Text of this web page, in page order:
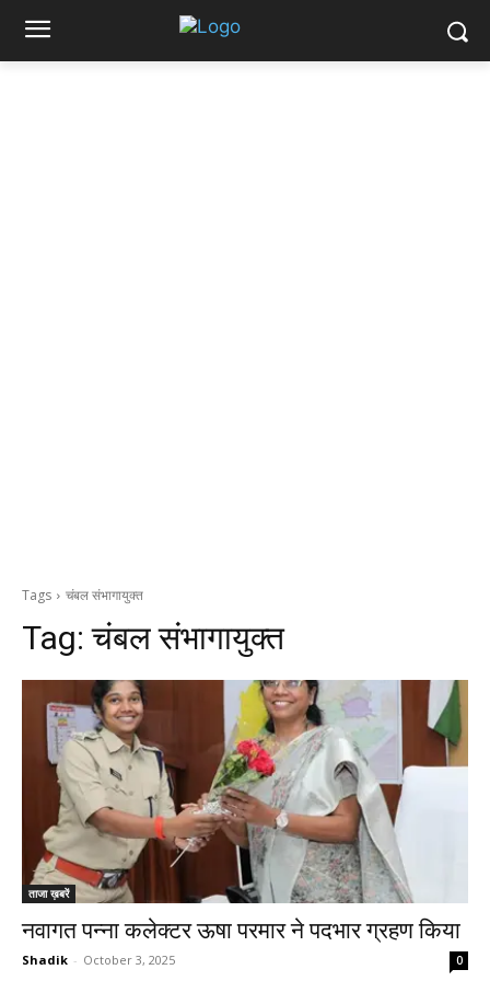
Tags चंबल संभागायुक्त
Tag:चंबल संभागायुक्त
ताजा ख़बरें
नवागत पन्ना कलेक्टर ऊषा परमार ने पदभार ग्रहण किया
Shadik - October 3, 2025 0